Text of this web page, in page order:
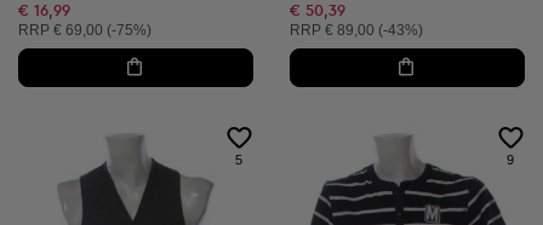
€ 16,99
Unverbindliche Preisempfehlung:
RRP € 69,00 (-75%)
€ 50,39
Unverbindliche Preisempfehlung:
RRP € 89,00 (-43%)
5 9